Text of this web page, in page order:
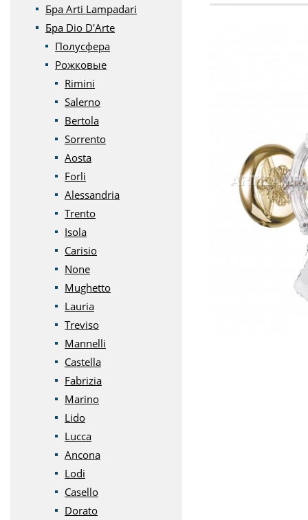
Бра Arti Lampadari
Бра Dio D'Arte
Полусфера
Рожковые
Rimini
Salerno
Bertola
Sorrento
Aosta
Forli
Alessandria
Trento
Isola
Carisio
None
Mughetto
Lauria
Treviso
Mannelli
Castella
Fabrizia
Marino
Lido
Lucca
Ancona
Lodi
Casello
Dorato